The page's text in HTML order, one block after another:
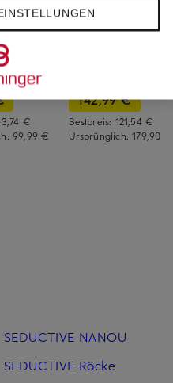
€
99,99 €
142,99 €
Bestpreis: 121,54 €
Ursprünglich:179,90 €
SEDUCTIVE NANOU
SEDUCTIVE Röcke